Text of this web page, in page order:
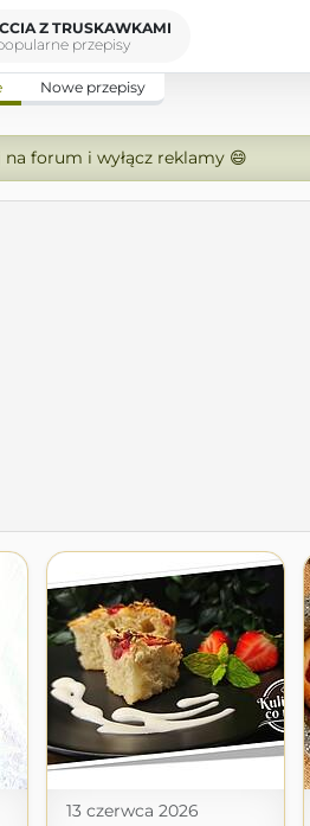
Z TRUSKAWKAMI
przepisy
Nowe przepisy
forum i wyłącz reklamy 😄
13 czerwca 2026